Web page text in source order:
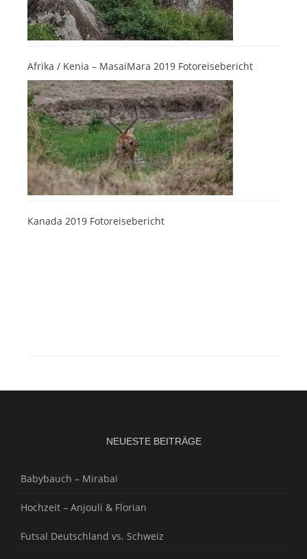
Afrika / Kenia – MasaiMara 2019 Fotoreisebericht
Kanada 2019 Fotoreisebericht
NEUESTE BEITRÄGE
Babybauch – Mirabai
Hochzeit – Anjouli & Florian
Futsal Deutschland vs. Schweiz